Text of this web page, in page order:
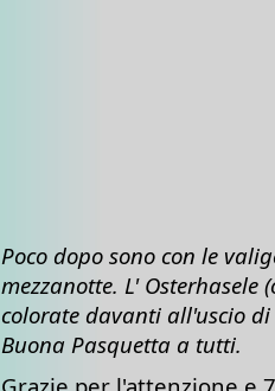
Poco dopo sono con le
mezzanotte. L'
colorate davanti all'uscio
Buona Pasquetta a tutti.